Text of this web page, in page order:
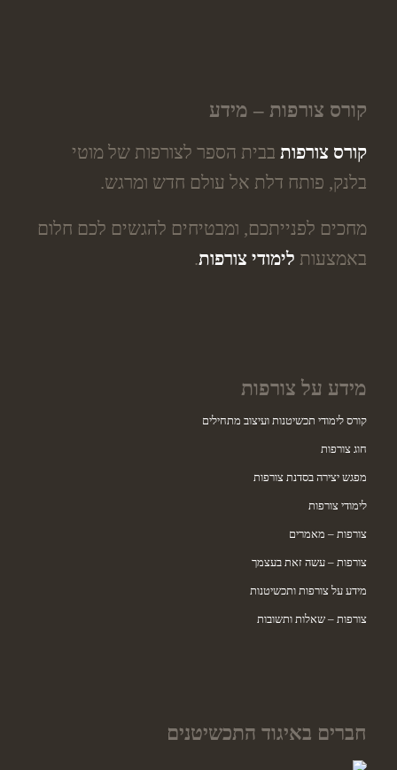
קורס צורפות – מידע
קורס צורפותבבית הספר לצורפות של מוטי
בלנק, פותח דלת אל עולם חדש ומרגש.
מחכים לפנייתכם, ומבטיחים להגשים לכם חלום
באמצעות לימודי צורפות.
מידע על צורפות
קורס לימודי תכשיטנות ועיצוב מתחילים
חוג צורפות
מפגש יצירה בסדנת צורפות
לימודי צורפות
צורפות – מאמרים
צורפות – עשה זאת בעצמך
מידע על צורפות ותכשיטנות
צורפות – שאלות ותשובות
חברים באיגוד התכשיטנים